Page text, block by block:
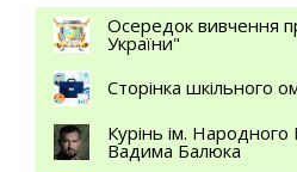
Осередок вивчення
України"
Сторінка шкільного
Курінь ім. Народного
Вадима Балюка